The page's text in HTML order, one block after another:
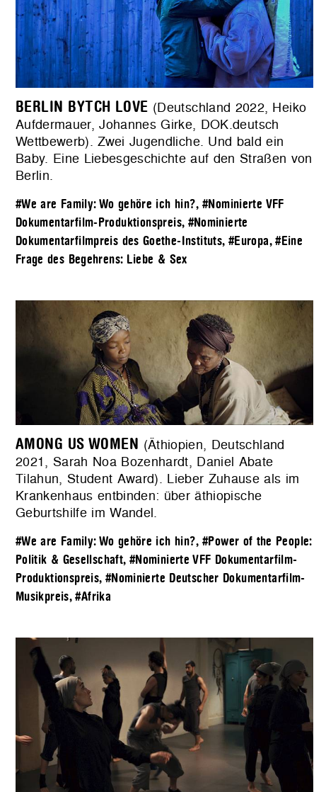
BERLIN BYTCH LOVE (Deutschland 2022, Heiko
Aufdermauer, Johannes Girke, DOK.deutsch
Wettbewerb). Zwei Jugendliche. Und bald ein
Baby. Eine Liebesgeschichte auf den Straßen von
Berlin.
#We are Family: Wo gehöre ich hin?, #Nominierte VFF
Dokumentarfilm-Produktionspreis, #Nominierte
Dokumentarfilmpreis des Goethe-Instituts, #Europa,#Eine
Frage des Begehrens: Liebe & Sex
AMONG US WOMEN (Äthiopien, Deutschland
2021, Sarah Noa Bozenhardt, Daniel Abate
Tilahun, Student Award). Lieber Zuhause als im
Krankenhaus entbinden: über äthiopische
Geburtshilfe im Wandel.
#We are Family: Wo gehöre ich hin?, #Power of the People:
Politik & Gesellschaft, #Nominierte VFF Dokumentarfilm-
Produktionspreis, #Nominierte Deutscher Dokumentarfilm-
Musikpreis,#Afrika